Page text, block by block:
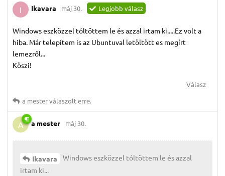
I Ikavara máj 30. Legjobb válasz
Windows eszközzel tóltöttem le és azzal irtam ki.....Ez volt a
hiba. Már telepítem is az Ubuntuval letöltött es megírt
lemezről...
Köszi!
Válasz
a mesterválaszolt erre.
A a mester máj 30.
Ikavara
Windows eszközzel tóltöttem le és azzal
irtam ki...